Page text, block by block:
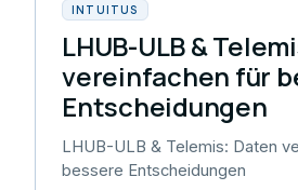
INTUITUS
LHUB-ULB &
vereinfachen für
Entscheidungen
LHUB-ULB & Telemis: Daten
bessere Entscheidungen